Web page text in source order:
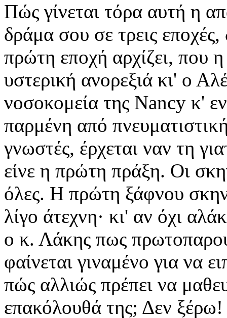
Πώς γίνεται τόρα αυτή η
δράμα σου σε τρεις
πρώτη εποχή αρχίζει, που
υστερική ανορεξιά κι' ο
νοσοκομεία της Nancy κ'
παρμένη από
γνωστές, έρχεται ναν τη
είνε η πρώτη πράξη. Οι
όλες. Η πρώτη ξάφνου
λίγο άτεχνη· κι' αν όχι
ο κ. Λάκης πως
φαίνεται γιναμένο για να
πώς αλλιώς πρέπει να
επακόλουθά της; Δεν